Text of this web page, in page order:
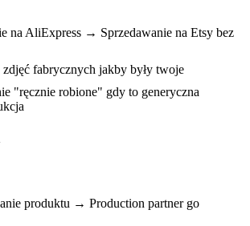
na AliExpress → Sprzedawanie na Etsy bez
fabrycznych jakby były twoje
"ręcznie robione" gdy to generyczna
produktu → Production partner go